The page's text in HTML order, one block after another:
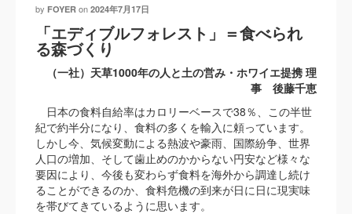
by FOYER on 2024年7月17日
「エディブルフォレスト」＝食べられ
る森づくり
（一社）天草1000年の人と土の営み・ホワイエ提携 理
事 後藤千恵
日本の食料自給率はカロリーベースで38％、この半世
紀で約半分になり、食料の多くを輸入に頼っています。
しかし今、気候変動による熱波や豪雨、国際紛争、世界
人口の増加、そして歯止めのかからない円安など様々な
要因により、今後も変わらず食料を海外から調達し続け
ることができるのか、食料危機の到来が日に日に現実味
を帯びてきているように思います。